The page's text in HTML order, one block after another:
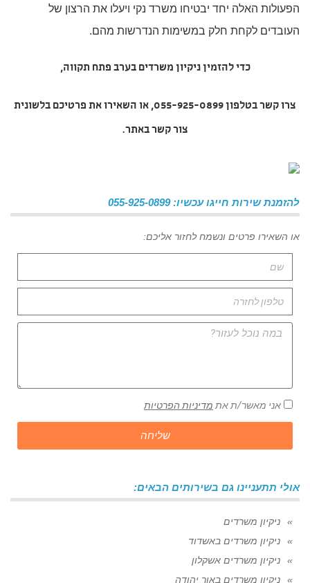
הפעולות האלה יחד יבטיחו משרד נקי ויעלו את הרצון של
העובדים לקחת חלק במשימות הנדרשות מהם.
כדי להזמיןניקיון משרדים בערב פתח תקווה,
צרו קשר בטלפון 055-925-0899, או השאירו את פרטיכם בלשונית
צור קשר באתר.
להזמנת שירות חייגו עכשיו: 055-925-0899
או השאירו פרטים ונשמח לחזור אליכם:
אני מאשר/ת את מדיניות הפרטיות
שליחה
אולי תתעניינו גם בשירותים הבאים:
ניקיון משרדים
ניקיון משרדים באשדוד
ניקיון משרדים אשקלון
ניקיון משרדים באור יהודה